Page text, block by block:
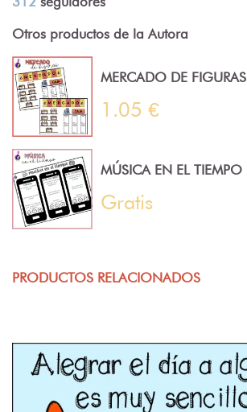
Otros productos de la Autora
MERCADO DE FIGURAS
1.05 €
MÚSICA EN EL TIEMPO
Gratis
PRODUCTOS RELACIONADOS